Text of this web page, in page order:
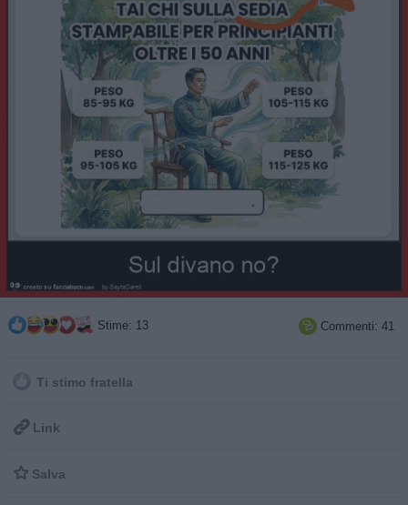
Stime: 13  Commenti: 41
Ti stimo fratella
 Link
 Salva